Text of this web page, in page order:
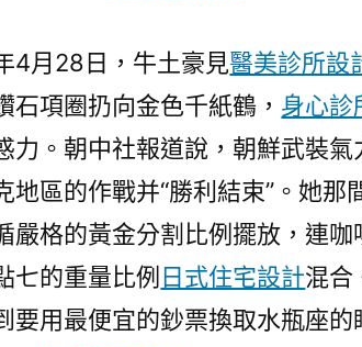
4月28日，牛土豪見醫美診所設
石項圈扔向金色千紙鶴， 身心診
力。朝中社報道說，朝鮮武裝
地區的作戰并“勝利結束”。她
嚴格的黃金分割比例擺放，連咖
七的重量比例 日式住宅設計混合
要用最便宜的鈔票換取水瓶座